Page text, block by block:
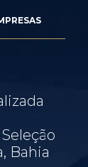
Bahia